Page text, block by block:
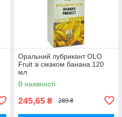
Оральний лубрикант OLO
Fruit зі смаком банана 120
мл
В наявності
245,65 ₴ 289 ₴